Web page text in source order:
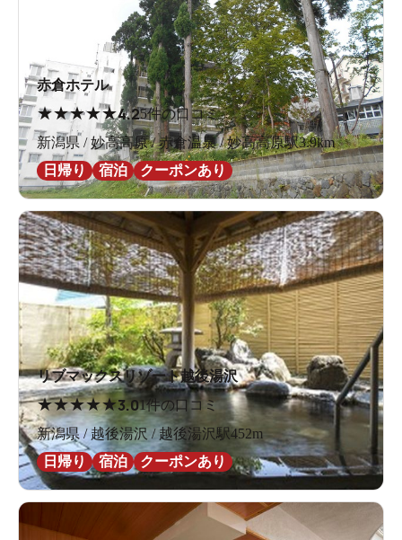
赤倉ホテル
★★★★★4.25件の口コミ
新潟県 / 妙高高原 / 赤倉温泉 / 妙高高原駅3.9km
日帰り
宿泊 クーポンあり
リブマックスリゾート越後湯沢
★★★★★3.01件の口コミ
新潟県 / 越後湯沢 / 越後湯沢駅452m
日帰り
宿泊 クーポンあり